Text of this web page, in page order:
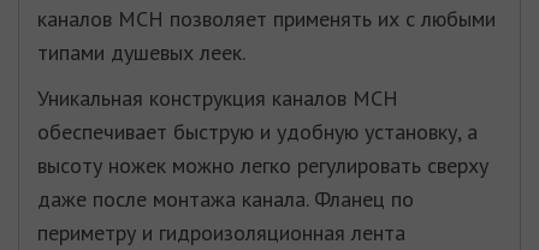
каналов МСН позволяет применять их с любыми
типами душевых леек.
Уникальная конструкция каналов МСН
обеспечивает быструю и удобную установку, а
высоту ножек можно легко регулировать сверху
даже после монтажа канала. Фланец по
периметру и гидроизоляционная лента